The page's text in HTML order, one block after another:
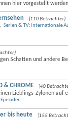
hier vorgestellt
(110 Betrachter)
, Serien & TV: Internationale
Schatten und andere
& CHROME (40
Lieblings-Zylonen auf
Episoden
bis heute (155